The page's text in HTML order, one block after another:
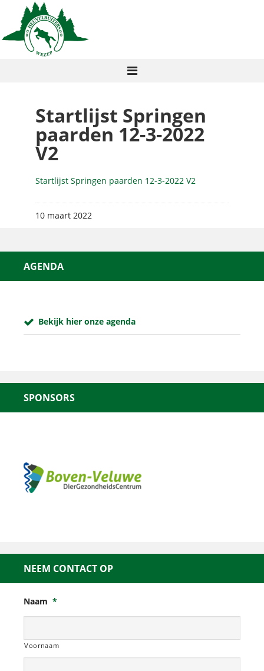
Startlijst Springen
paarden 12-3-2022
V2
Startlijst Springen paarden 12-3-2022 V2
10 maart 2022
AGENDA
Bekijk hier onze agenda
SPONSORS
NEEM CONTACT OP
Naam *
Voornaam